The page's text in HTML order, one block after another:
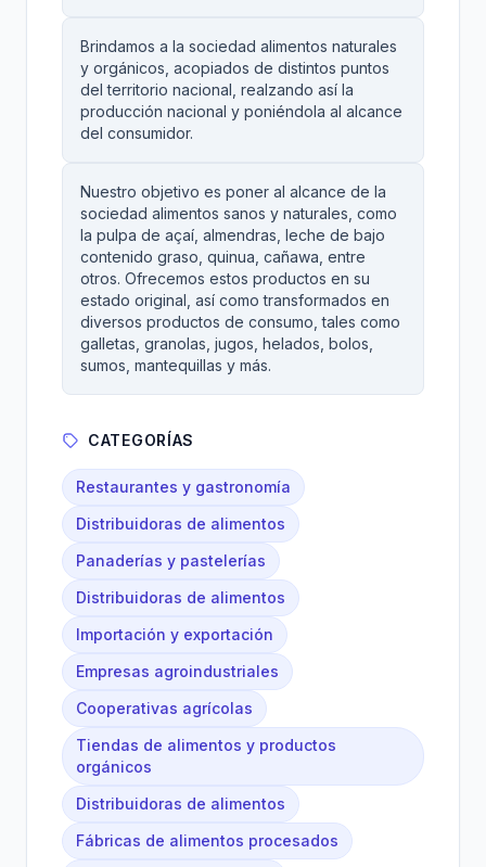
Brindamos a la sociedad alimentos naturales
y orgánicos, acopiados de distintos puntos
del territorio nacional, realzando así la
producción nacional y poniéndola al alcance
del consumidor.
Nuestro objetivo es poner al alcance de la
sociedad alimentos sanos y naturales, como
la pulpa de açaí, almendras, leche de bajo
contenido graso, quinua, cañawa, entre
otros. Ofrecemos estos productos en su
estado original, así como transformados en
diversos productos de consumo, tales como
galletas, granolas, jugos, helados, bolos,
sumos, mantequillas y más.
CATEGORÍAS
Restaurantes y gastronomía
Distribuidoras de alimentos
Panaderías y pastelerías
Distribuidoras de alimentos
Importación y exportación
Empresas agroindustriales
Cooperativas agrícolas
Tiendas de alimentos y productos
orgánicos
Distribuidoras de alimentos
Fábricas de alimentos procesados